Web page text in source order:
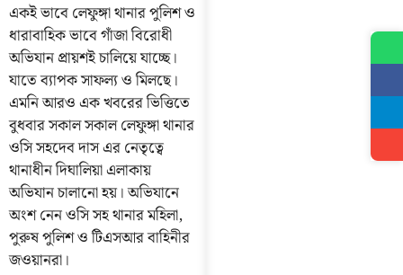
একই ভাবে লেফুঙ্গা থানার পুলিশ ও
ধারাবাহিক ভাবে গাঁজা বিরোধী
অভিযান প্রায়শই চালিয়ে যাচ্ছে।
যাতে ব্যাপক সাফল্য ও মিলছে।
এমনি আরও এক খবরের ভিত্তিতে
বুধবার সকাল সকাল লেফুঙ্গা থানার
ওসি সহদেব দাস এর নেতৃত্বে
থানাধীন দিঘালিয়া এলাকায়
অভিযান চালানো হয়। অভিযানে
অংশ নেন ওসি সহ থানার মহিলা,
পুরুষ পুলিশ ও টিএসআর বাহিনীর
জওয়ানরা।